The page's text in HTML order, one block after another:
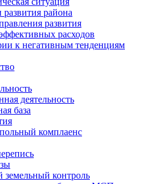
района
развития
расходов
к негативным тенденциям
деятельность
база
комплаенс
контроль